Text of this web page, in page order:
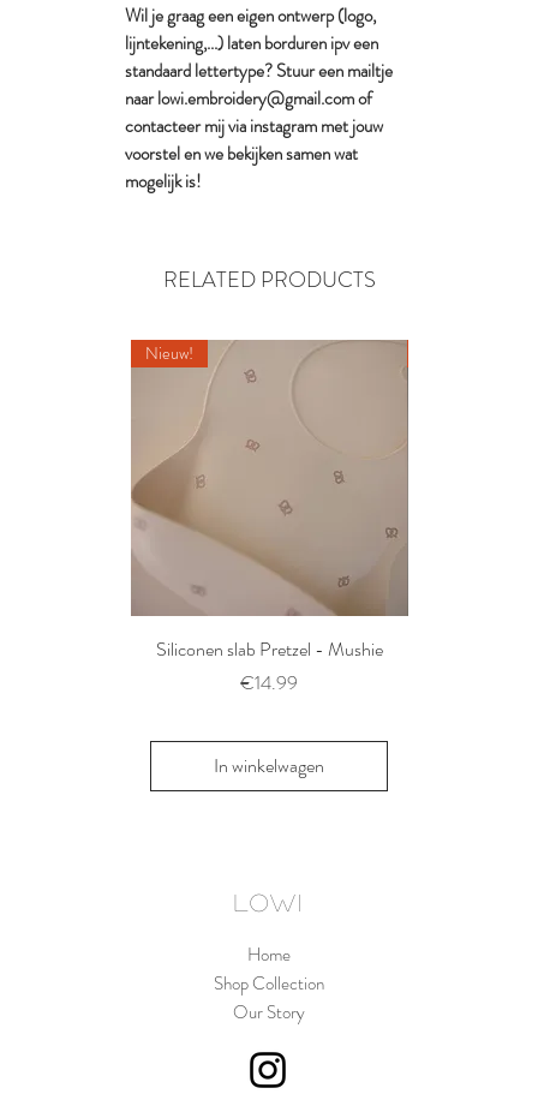
Wil je graag een eigen ontwerp (logo,
lijntekening,...) laten borduren ipv een
standaard lettertype? Stuur een mailtje
naar lowi.embroidery@gmail.com of
contacteer mij via instagram met jouw
voorstel en we bekijken samen wat
mogelijk is!
RELATED PRODUCTS
Nieuw!
Siliconen slab Pretzel - Mushie
Prijs
€14.99
In winkelwagen
LOWI
Home
Shop Collection
Our Story